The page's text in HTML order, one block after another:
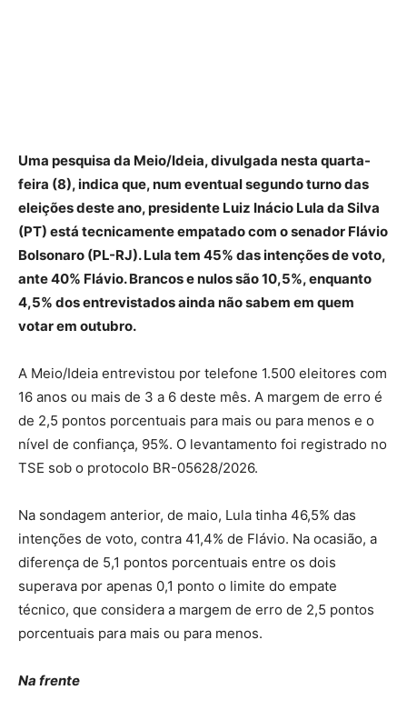
Uma pesquisa da Meio/Ideia, divulgada nesta quarta-
feira (8), indica que, num eventual segundo turno das
eleições deste ano, presidente Luiz Inácio Lula da Silva
(PT) está tecnicamente empatado com o senador Flávio
Bolsonaro (PL-RJ). Lula tem 45% das intenções de voto,
ante 40% Flávio. Brancos e nulos são 10,5%, enquanto
4,5% dos entrevistados ainda não sabem em quem
votar em outubro.
A Meio/Ideia entrevistou por telefone 1.500 eleitores com
16 anos ou mais de 3 a 6 deste mês. A margem de erro é
de 2,5 pontos porcentuais para mais ou para menos e o
nível de confiança, 95%. O levantamento foi registrado no
TSE sob o protocolo BR-05628/2026.
Na sondagem anterior, de maio, Lula tinha 46,5% das
intenções de voto, contra 41,4% de Flávio. Na ocasião, a
diferença de 5,1 pontos porcentuais entre os dois
superava por apenas 0,1 ponto o limite do empate
técnico, que considera a margem de erro de 2,5 pontos
porcentuais para mais ou para menos.
Na frente